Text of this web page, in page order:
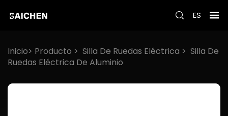
ES
Inicio> Producto > Silla De Ruedas Eléctrica > Silla De
Ruedas Eléctrica De Aluminio